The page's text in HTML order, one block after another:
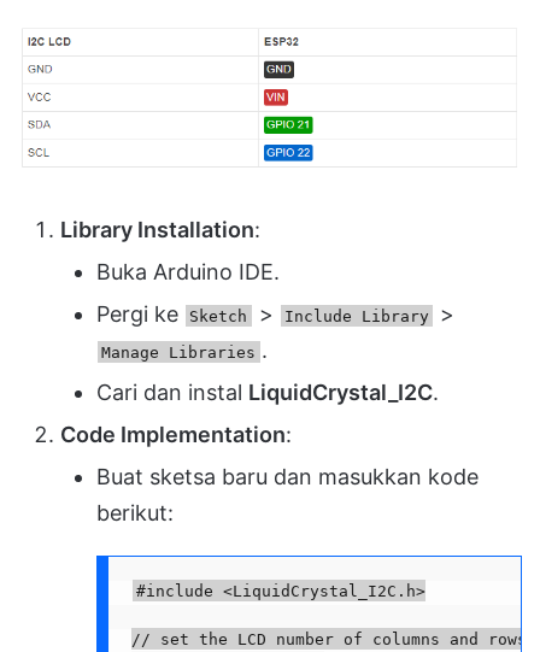
Library Installation:
Buka Arduino IDE.
Pergi ke
Sketch > Include Library >
Manage Libraries .
Cari dan instal LiquidCrystal_I2C.
Code Implementation:
Buat sketsa baru dan masukkan kode
berikut:
#include <LiquidCrystal_I2C.h>
// set the LCD number of columns and rows